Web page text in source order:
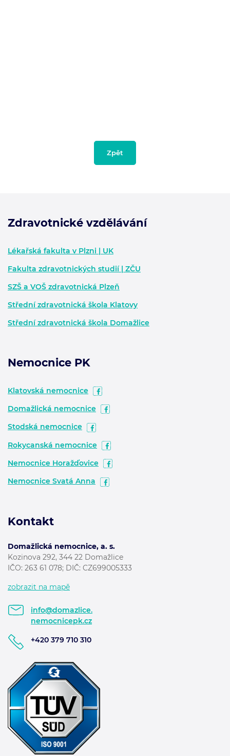
Zpět
Zdravotnické vzdělávání
Lékařská fakulta v Plzni | UK
Fakulta zdravotnických studií | ZČU
SZŠ a VOŠ zdravotnická Plzeň
Střední zdravotnická škola Klatovy
Střední zdravotnická škola Domažlice
Nemocnice PK
Klatovská nemocnice
Domažlická nemocnice
Stodská nemocnice
Rokycanská nemocnice
Nemocnice Horažďovice
Nemocnice Svatá Anna
Kontakt
Domažlická nemocnice, a. s.
Kozinova 292, 344 22 Domažlice
IČO: 263 61 078; DIČ: CZ699005333
zobrazit na mapě
info@domazlice.
nemocnicepk.cz
+420 379 710 310